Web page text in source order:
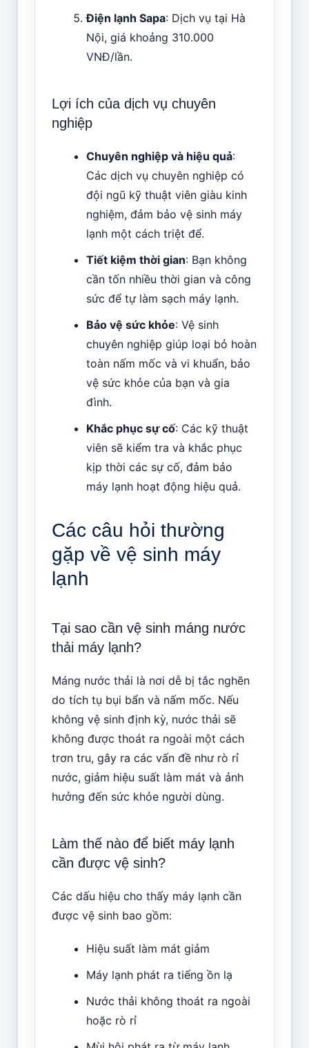
Điện lạnh Sapa: Dịch vụ tại Hà
Nội, giá khoảng 310.000
VNĐ/lần.
Lợi ích của dịch vụ chuyên
nghiệp
Chuyên nghiệp và hiệu quả:
Các dịch vụ chuyên nghiệp có
đội ngũ kỹ thuật viên giàu kinh
nghiệm, đảm bảo vệ sinh máy
lạnh một cách triệt để.
Tiết kiệm thời gian: Bạn không
cần tốn nhiều thời gian và công
sức để tự làm sạch máy lạnh.
Bảo vệ sức khỏe: Vệ sinh
chuyên nghiệp giúp loại bỏ hoàn
toàn nấm mốc và vi khuẩn, bảo
vệ sức khỏe của bạn và gia
đình.
Khắc phục sự cố: Các kỹ thuật
viên sẽ kiểm tra và khắc phục
kịp thời các sự cố, đảm bảo
máy lạnh hoạt động hiệu quả.
Các câu hỏi thường
gặp về vệ sinh máy
lạnh
Tại sao cần vệ sinh máng nước
thải máy lạnh?
Máng nước thải là nơi dễ bị tắc nghẽn
do tích tụ bụi bẩn và nấm mốc. Nếu
không vệ sinh định kỳ, nước thải sẽ
không được thoát ra ngoài một cách
trơn tru, gây ra các vấn đề như rò rỉ
nước, giảm hiệu suất làm mát và ảnh
hưởng đến sức khỏe người dùng.
Làm thế nào để biết máy lạnh
cần được vệ sinh?
Các dấu hiệu cho thấy máy lạnh cần
được vệ sinh bao gồm:
Hiệu suất làm mát giảm
Máy lạnh phát ra tiếng ồn lạ
Nước thải không thoát ra ngoài
hoặc rò rỉ